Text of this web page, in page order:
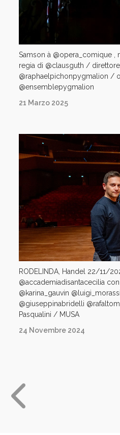
21 Marzo 2025
Samson à @opera_comique
regia di @clausguth / direttore
@raphaelpichonpygmalion /
@ensemblepygmalion
24 Novembre 2024
RODELINDA, Handel 22/11/
@accademiadisantacecilia
@karina_gauvin
@giuseppinabridelli
Pasqualini / MUSA